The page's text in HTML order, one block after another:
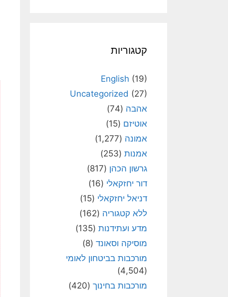
קטגוריות
English (19)
Uncategorized (27)
אהבה (74)
אוטיזם (15)
אמונה (1,277)
אמנות (253)
גרשון הכהן (817)
דור יחזקאלי (16)
דניאל יחזקאלי (15)
ללא קטגוריה (162)
מדע ועתידנות (135)
מוסיקה וסאונד (8)
מורכבות בביטחון לאומי
(4,504)
מורכבות בחינוך (420)